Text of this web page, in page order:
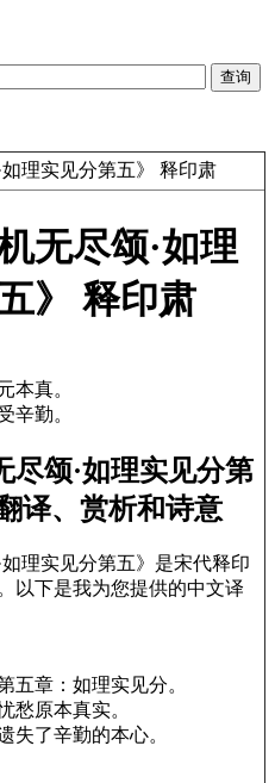
如理实见分第五》 释印肃
无尽颂·如理
》 释印肃
本真。
辛勤。
尽颂·如理实见分第
译、赏析和诗意
如理实见分第五》是宋代释印
以下是我为您提供的中文译
五章：如理实见分。
愁原本真实。
失了辛勤的本心。